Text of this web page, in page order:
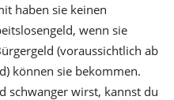
haben sie keinen
wenn sie
(voraussichtlich ab
können sie bekommen.
schwanger wirst, kannst du